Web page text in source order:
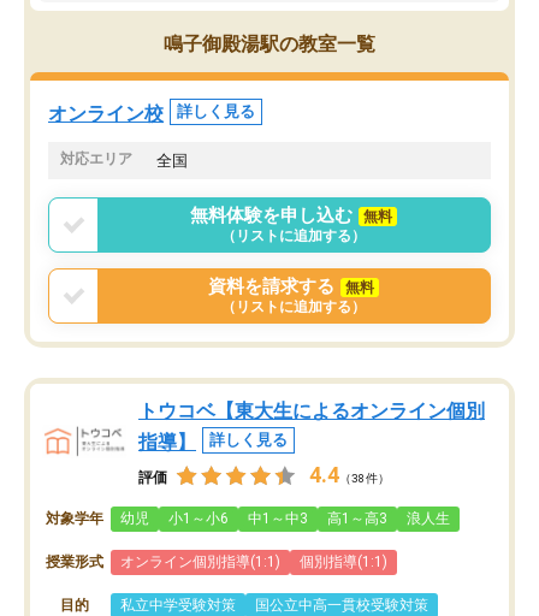
であるので無料の週末教室を使用しな
がら頑張って欲しいと思います！
鳴子御殿湯駅の教室一覧
オンライン校 詳しく見る
対応エリア 全国
無料体験を申し込む
無料
（リストに追加する）
資料を請求する
無料
（リストに追加する）
トウコベ【東大生によるオンライン個別
指導】
詳しく見る
評価 4.4 （38件）
対象学年 幼児 小1～小6 中1～中3 高1～高3 浪人生
授業形式 オンライン個別指導(1:1) 個別指導(1:1)
目的 私立中学受験対策
国公立中高一貫校受験対策